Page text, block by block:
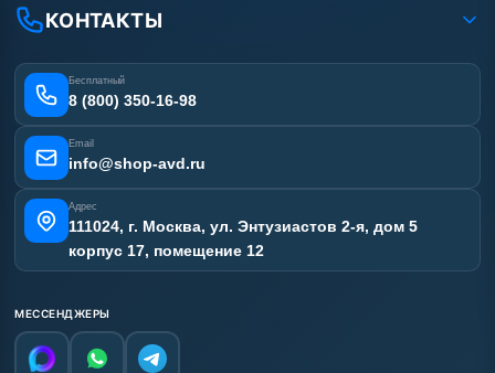
Статьи
Лизинг
Получить скидку
Аренда АВД
Сертификаты
Наши работы
Карта сайта
КОНТАКТЫ
Бесплатный
8 (800) 350-16-98
Email
info@shop-avd.ru
Адрес
111024, г. Москва, ул. Энтузиастов 2-я, дом 5
корпус 17, помещение 12
МЕССЕНДЖЕРЫ